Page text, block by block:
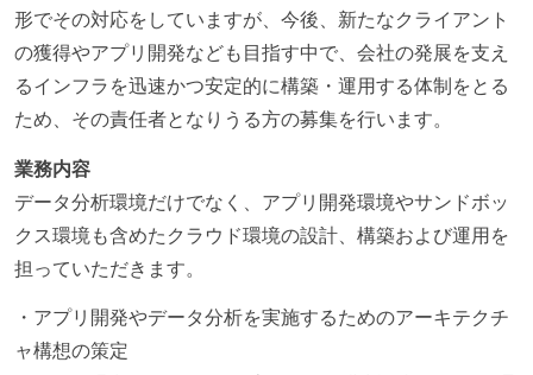
形でその対応をしていますが、今後、新たなクライアント
の獲得やアプリ開発なども目指す中で、会社の発展を支え
るインフラを迅速かつ安定的に構築・運用する体制をとる
ため、その責任者となりうる方の募集を行います。
業務内容
データ分析環境だけでなく、アプリ開発環境やサンドボッ
クス環境も含めたクラウド環境の設計、構築および運用を
担っていただきます。
・アプリ開発やデータ分析を実施するためのアーキテクチ
ャ構想の策定